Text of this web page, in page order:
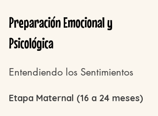
Preparación Emocional y
Psicológica
Entendiendo los Sentimientos
Etapa Maternal (16 a 24 meses)